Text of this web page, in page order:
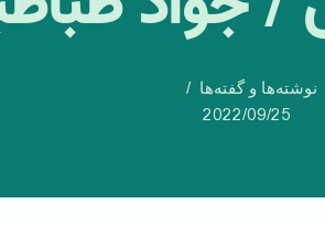
نوشته‌ها و گفته‌ها
2022/09/25